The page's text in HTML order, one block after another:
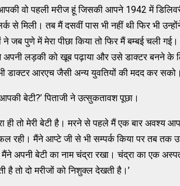
वो पहली मरीज हूं जिसकी आपने 1942 में
से मिली। तब मैं दसवीं पास भी नहीं थी फिर भी
ने जब पुणे में मेरा पीछा किया तो फिर मैं बम्बई चली
लड़की को खूब पढ़ाया और उसे डाक्टर बनने के
डाक्टर आरएच जैसी अन्य युवतियों की मदद कर
बेटी?’ पिताजी ने उत्सुकतावश पूछा।
ही तो मेरी बेटी है। मरने से पहले मैं एक बार अवश्य
रही। मैंने आप्टे जी से भी सम्पर्क किया पर तब तक
अपनी बेटी का नाम चंद्रा रखा। चंद्रा का एक
है तो दो मरीजों को निशुक्ल देखती है।’